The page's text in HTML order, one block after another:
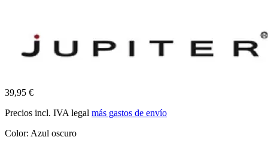
39,95 €
Precios incl. IVA legal más gastos de envío
Color: Azul oscuro